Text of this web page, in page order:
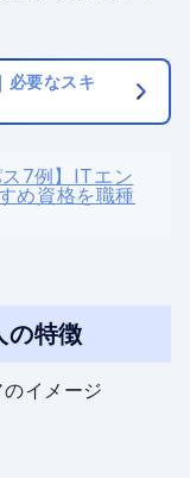
必要なスキ
ス7例】ITエン
め資格を職種
の特徴